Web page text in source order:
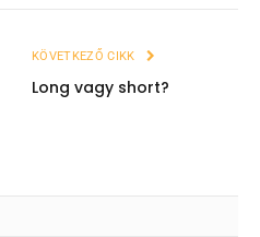
KÖVETKEZŐ CIKK
Long vagy short?